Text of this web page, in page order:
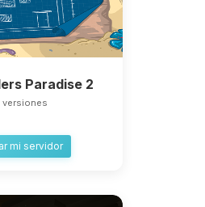
Paradise 2
mi servidor